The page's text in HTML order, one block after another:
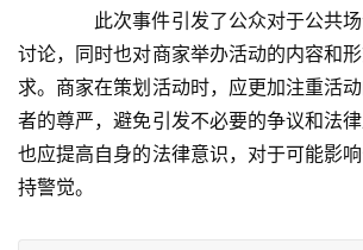
此次事件引发了公众对于公共场
讨论，同时也对商家举办活动的内容和
求。商家在策划活动时，应更加注重活
者的尊严，避免引发不必要的争议和法
也应提高自身的法律意识，对于可能影
持警觉。